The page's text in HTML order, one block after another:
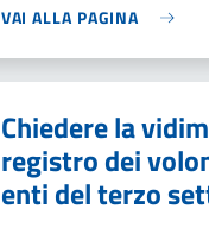
VAI ALLA PAGINA
Chiedere la
registro dei
enti del terzo